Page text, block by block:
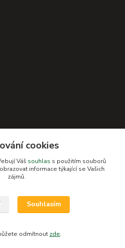
cookies
Váš souhlas s použitím souborů
informace týkající se Vašich
zájmů.
Souhlasím
odmítnout zde.